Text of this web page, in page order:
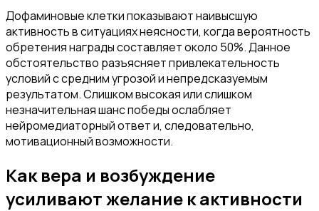
Дофаминовые клетки показывают наивысшую
активность в ситуациях неясности, когда вероятность
обретения награды составляет около 50%. Данное
обстоятельство разъясняет привлекательность
условий с средним угрозой и непредсказуемым
результатом. Слишком высокая или слишком
незначительная шанс победы ослабляет
нейромедиаторный ответ и, следовательно,
мотивационный возможности.
Как вера и возбуждение
усиливают желание к активности